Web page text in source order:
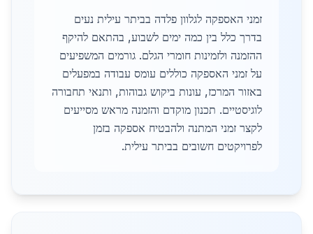
זמני האספקה לגלוון פלדה בביתר עילית נעים
בדרך כלל בין כמה ימים לשבוע, בהתאם להיקף
ההזמנה ולזמינות חומרי הגלם. גורמים המשפיעים
על זמני האספקה כוללים עומס עבודה במפעלים
באזור המרכז, עונות ביקוש גבוהות, ותנאי תחבורה
לוגיסטיים. תכנון מוקדם והזמנה מראש מסייעים
לקצר זמני המתנה ולהבטיח אספקה בזמן
לפרויקטים חשובים בביתר עילית.